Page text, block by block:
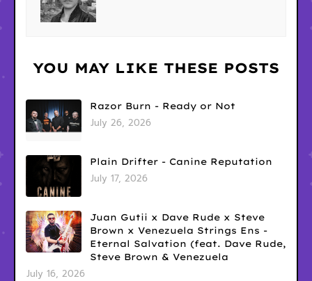
YOU MAY LIKE THESE POSTS
Razor Burn - Ready or Not
July 26, 2026
Plain Drifter - Canine Reputation
July 17, 2026
Juan Gutii x Dave Rude x Steve
Brown x Venezuela Strings Ens -
Eternal Salvation (feat. Dave Rude,
Steve Brown & Venezuela
July 16, 2026